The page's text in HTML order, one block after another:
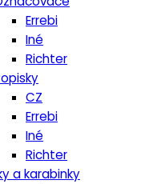
Errebi
Iné
Richter
CZ
Errebi
Iné
Richter
a karabinky